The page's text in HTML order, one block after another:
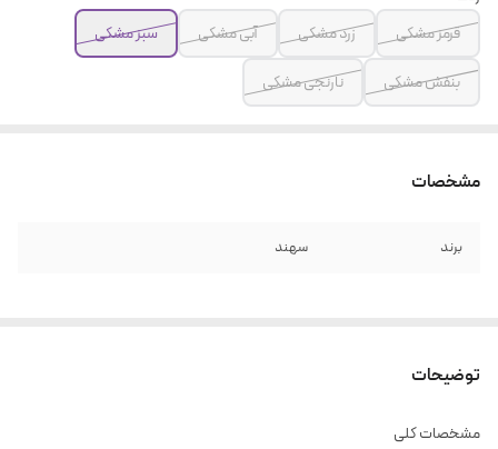
قرمز مشکی
زرد مشکی آبی مشکی
سبز مشکی
بنفش مشکی
نارنجی مشکی
مشخصات
برند سهند
توضیحات
مشخصات کلی